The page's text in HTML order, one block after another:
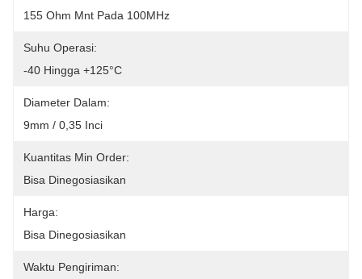
155 Ohm Mnt Pada 100MHz
Suhu Operasi:
-40 Hingga +125°C
Diameter Dalam:
9mm / 0,35 Inci
Kuantitas Min Order:
Bisa Dinegosiasikan
Harga:
Bisa Dinegosiasikan
Waktu Pengiriman: